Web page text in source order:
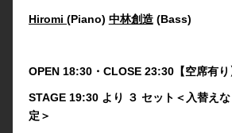
Hiromi (Piano) 中林創造(Bass)
OPEN 18:30・CLOSE 23:30【空席有り
STAGE 19:30 より ３ セット＜入替え
定＞